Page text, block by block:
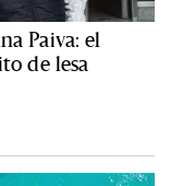
Paiva: el
de lesa